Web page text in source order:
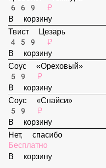
Стрипсы куринные
339 ₽
В корзину
Креветки Темпура - 6 шт.
669 ₽
В корзину
Твист Цезарь
459 ₽
В корзину
Соус «Ореховый»
59 ₽
В корзину